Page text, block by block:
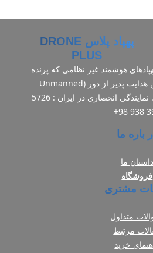
پهپاد پلاس DRONE
PLUS
هوشمند غیر نظامی که پرنده
های آنلاین بدون سرنشین هدایت‌ پذیر از دور (Unmanned
Aerial Vehicle) می گویند. نمایندگی انحصاری در ایران : 5726
باره ما
داستان ما
فروشگاه
مشتری
متداول
مرتبط
خرید